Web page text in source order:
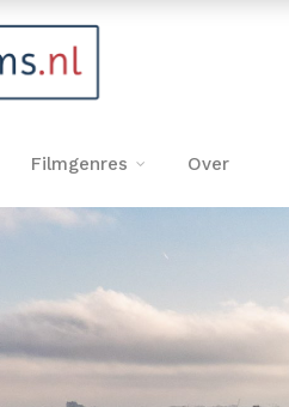
Filmgenres Over